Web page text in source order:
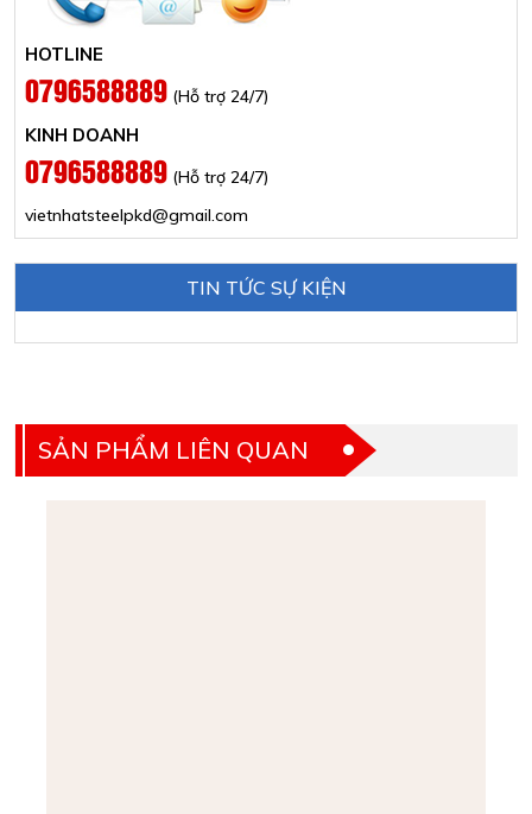
HOTLINE
0796588889 (Hỗ trợ 24/7)
KINH DOANH
0796588889 (Hỗ trợ 24/7)
vietnhatsteelpkd@gmail.com
TIN TỨC SỰ KIỆN
SẢN PHẨM LIÊN QUAN